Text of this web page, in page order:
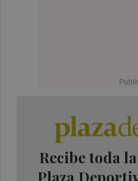
Recibe toda
Plaza